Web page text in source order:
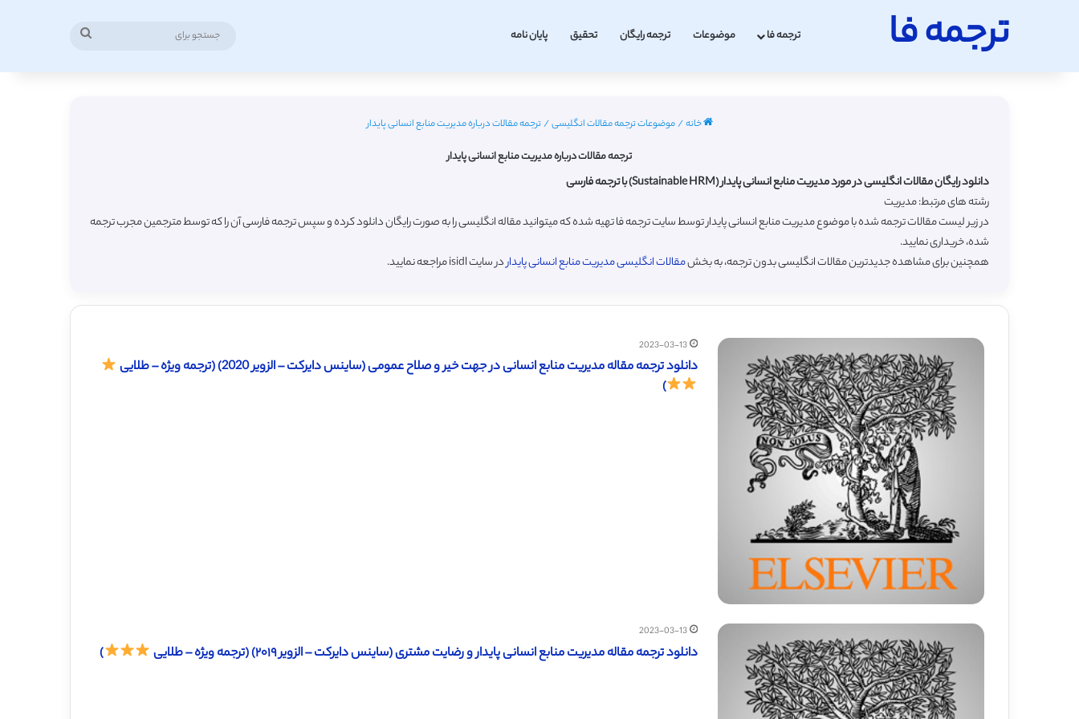
ترجمه فا ترجمه فا موضوعات ترجمه رایگان تحقیق پایان نامه
خانه/موضوعات ترجمه مقالات انگلیسی/ترجمه مقالات درباره مدیریت منابع انسانی پایدار
ترجمه مقالات درباره مدیریت منابع انسانی پایدار
دانلود رایگان مقالات انگلیسی در مورد مدیریت منابع انسانی پایدار (Sustainable HRM) با ترجمه فارسی
رشته های مرتبط: مدیریت
در زیر لیست مقالات ترجمه شده با موضوع مدیریت منابع انسانی پایدار توسط سایت ترجمه فا تهیه شده که میتوانید مقاله انگلیسی را به صورت رایگان دانلود کرده و سپس ترجمه فارسی آن را که توسط مترجمین مجرب ترجمه
شده، خریداری نمایید.
همچنین برای مشاهده جدیدترین مقالات انگلیسی بدون ترجمه، به بخشمقالات انگلیسی مدیریت منابع انسانی پایداردر سایت isidl مراجعه نمایید.
2023-03-13
دانلود ترجمه مقاله مدیریت منابع انسانی در جهت خیر و صلاح عمومی (ساینس دایرکت – الزویر 2020) (ترجمه ویژه – طلایی
)
2023-03-13
دانلود ترجمه مقاله مدیریت منابع انسانی پایدار و رضایت مشتری (ساینس دایرکت – الزویر ۲۰۱۹) (ترجمه ویژه – طلایی )